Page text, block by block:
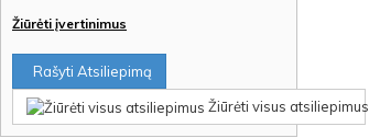
Žiūrėti įvertinimus
Rašyti Atsiliepimą
Žiūrėti visus atsiliepimus